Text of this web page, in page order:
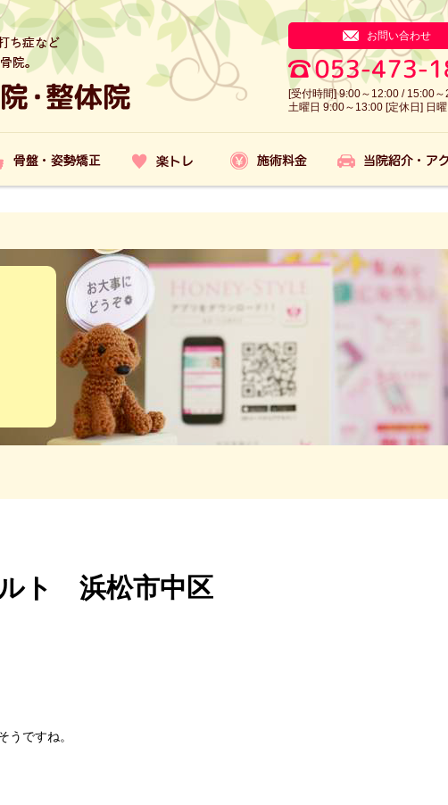
お問い合わせ
[受付時間] 9:00～12:00 / 15:00
土曜日 9:00～13:00 [定休日] 日曜
ト 浜松市中区
うですね。